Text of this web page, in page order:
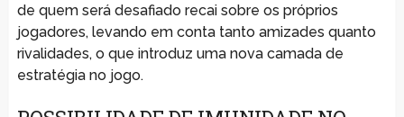
de quem será desafiado recai sobre os próprios
jogadores, levando em conta tanto amizades quanto
rivalidades, o que introduz uma nova camada de
estratégia no jogo.